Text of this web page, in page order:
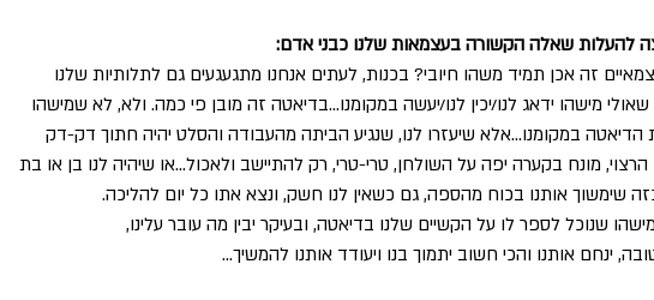
להעלות שאלה הקשורה בעצמאות שלנו כבני אדם:
זה אכן תמיד משהו חיובי? בכנות, לעתים אנחנו מתגעגעים גם לתלותיות שלנו
מישהו ידאג לנו/יכין לנו/יעשה במקומנו...בדיאטה זה מובן פי כמה. ולא, לא שמישהו
במקומנו...אלא שיעזרו לנו, שנגיע הביתה מהעבודה והסלט יהיה חתוך דק-דק
מונח בקערה יפה על השולחן, טרי-טרי, רק להתיישב ולאכול...או שיהיה לנו בן או בת
שימשוך אותנו בכוח מהספה, גם כשאין לנו חשק, ונצא אתו כל יום להליכה.
שנוכל לספר לו על הקשיים שלנו בדיאטה, ובעיקר יבין מה עובר עלינו,
ינחם אותנו והכי חשוב יתמוך בנו ויעודד אותנו להמשיך...